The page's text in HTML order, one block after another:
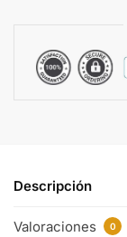
Descripción
Valoraciones 0